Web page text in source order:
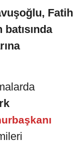
Fatih